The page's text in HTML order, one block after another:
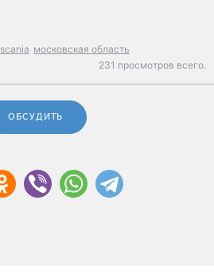
scania московская область
231 просмотров всего.
ОБСУДИТЬ